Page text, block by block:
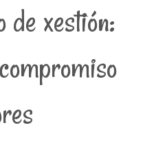
de xestión: